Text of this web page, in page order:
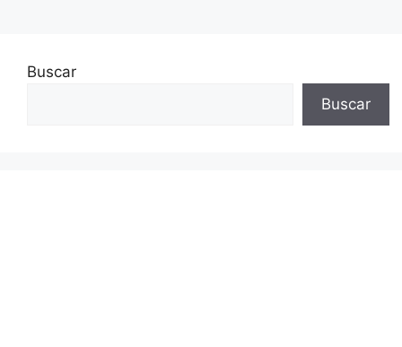
Buscar
Buscar